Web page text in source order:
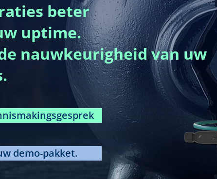
beter
uptime.
nauwkeurigheid van uw
demo-pakket.